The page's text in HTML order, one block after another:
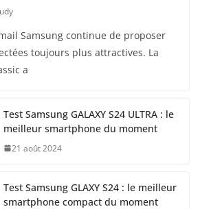
Samsung continue de proposer
toujours plus attractives. La
a
Test Samsung GALAXY S24 ULTRA : le
meilleur smartphone du moment
21 août 2024
Test Samsung GLAXY S24 : le meilleur
smartphone compact du moment